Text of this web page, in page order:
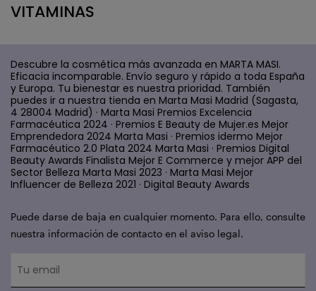
VITAMINAS
Descubre la cosmética más avanzada en MARTA MASI.
Eficacia incomparable. Envío seguro y rápido a toda España
y Europa. Tu bienestar es nuestra prioridad. También
puedes ir a nuestra tienda en Marta Masi Madrid (Sagasta,
4 28004 Madrid) · Marta Masi Premios Excelencia
Farmacéutica 2024 · Premios E Beauty de Mujer.es Mejor
Emprendedora 2024 Marta Masi · Premios idermo Mejor
Farmacéutico 2.0 Plata 2024 Marta Masi · Premios Digital
Beauty Awards Finalista Mejor E Commerce y mejor APP del
Sector Belleza Marta Masi 2023 · Marta Masi Mejor
Influencer de Belleza 2021 · Digital Beauty Awards
Puede darse de baja en cualquier momento. Para ello, consulte
nuestra información de contacto en el aviso legal.